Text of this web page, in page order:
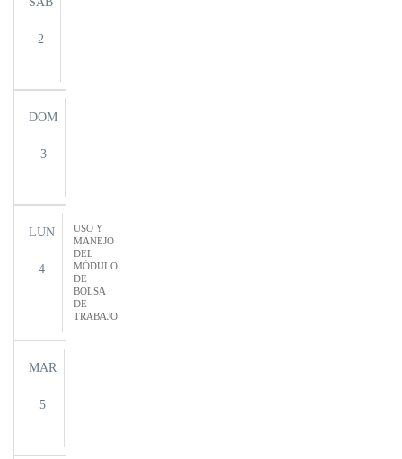
2
DOM
3
LUN
4
USO Y
MANEJO
DEL
MÓDULO
DE
BOLSA
DE
TRABAJO
MAR
5